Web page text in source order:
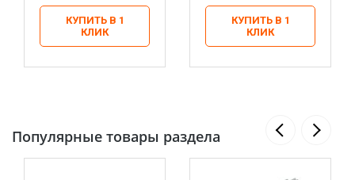
КУПИТЬ В 1
КЛИК
КУПИТЬ В 1
КЛИК
Популярные товары раздела